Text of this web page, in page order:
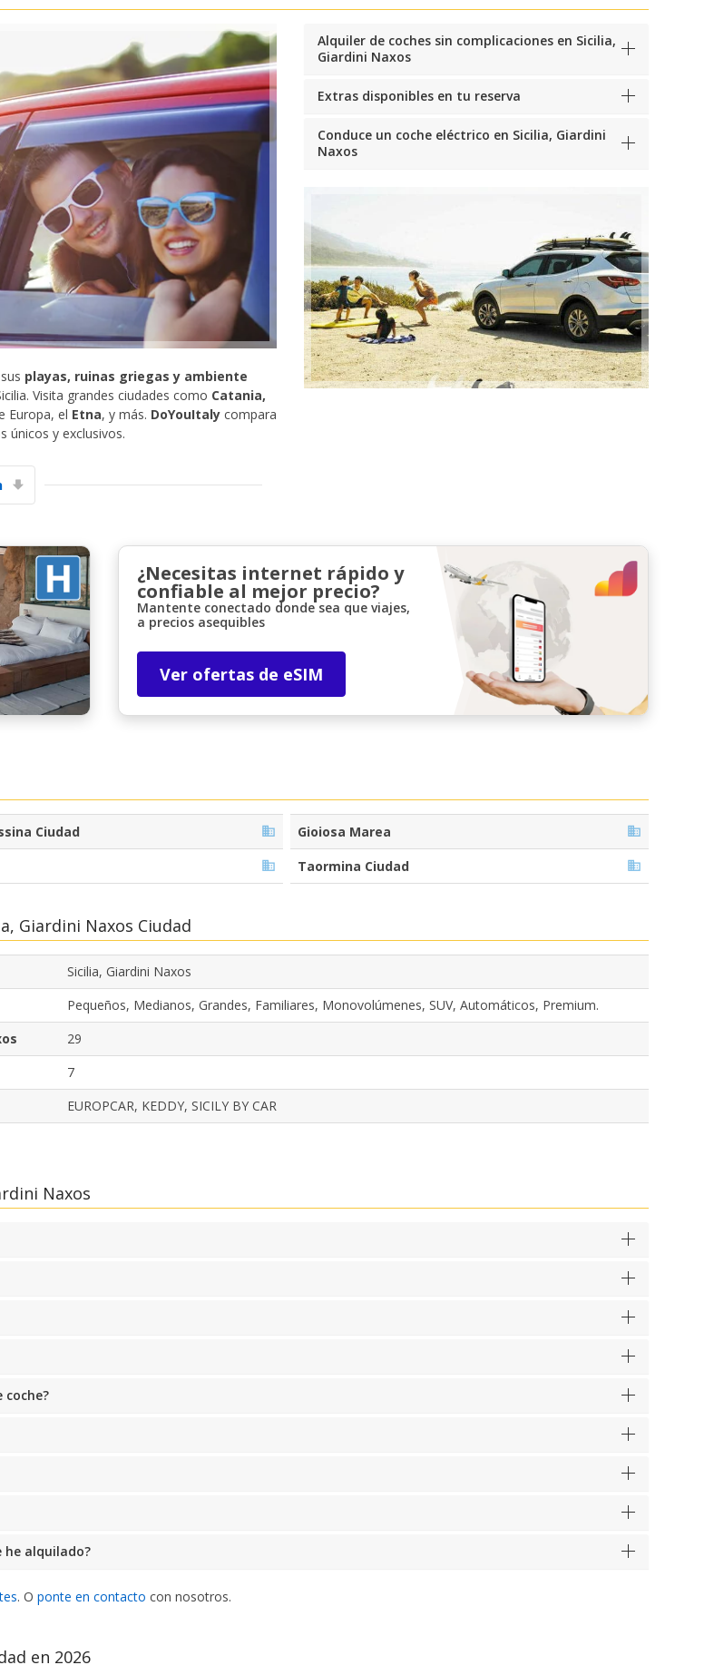
especiales
ofertas exclusivas de nuestros
playas, ruinas griegas y ambiente
Visita grandes ciudades como Catania,
Europa, el Etna, y más. DoYouItaly compara
únicos y exclusivos.
Alquiler de coches sin complicaciones en Sicilia,
Giardini Naxos
Extras disponibles en tu reserva
Conduce un coche eléctrico en Sicilia, Giardini
Naxos
¿Necesitas internet rápido y
confiable al mejor precio?
Mantente conectado donde sea que viajes,
a precios asequibles
Ver ofertas de eSIM
Ciudad
Gioiosa Marea
Taormina Ciudad
Giardini Naxos Ciudad
Sicilia, Giardini Naxos
Pequeños, Medianos, Grandes, Familiares, Monovolúmenes, SUV, Automáticos, Premium.
29
7
EUROPCAR, KEDDY, SICILY BY CAR
Naxos
he alquilado?
. O ponte en contacto con nosotros.
en 2026